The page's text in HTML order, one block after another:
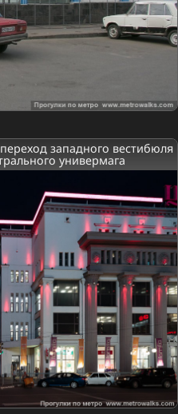
западного вестибюля
универмага